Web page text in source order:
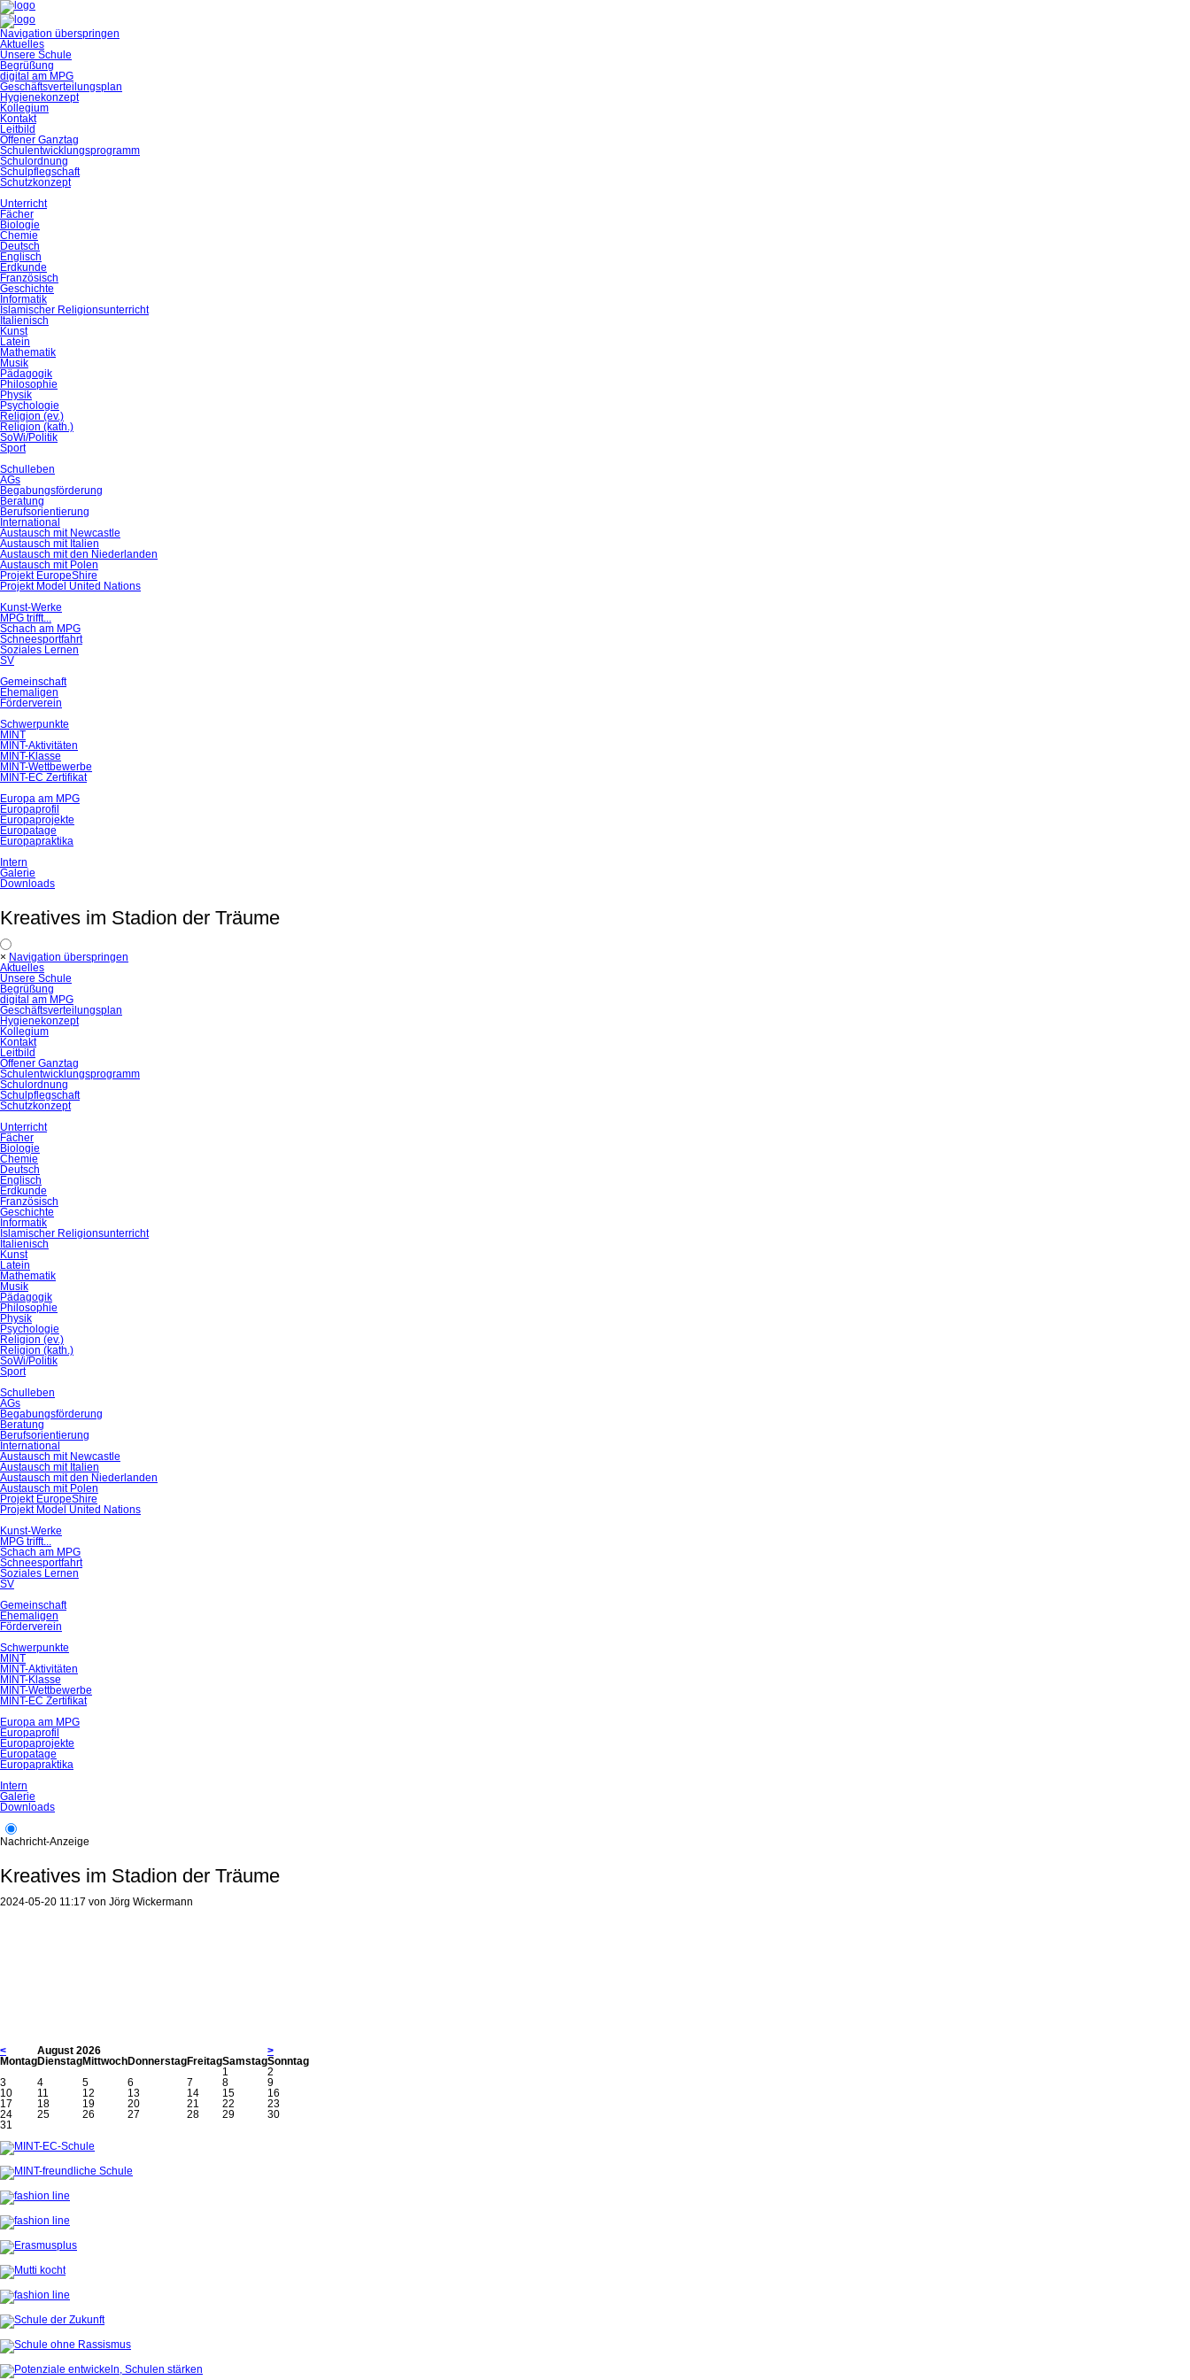
Navigation überspringen
Aktuelles
Unsere Schule
Begrüßung
digital am MPG
Geschäftsverteilungsplan
Hygienekonzept
Kollegium
Kontakt
Leitbild
Offener Ganztag
Schulentwicklungsprogramm
Schulordnung
Schulpflegschaft
Schutzkonzept
Unterricht
Fächer
Biologie
Chemie
Deutsch
Englisch
Erdkunde
Französisch
Geschichte
Informatik
Islamischer Religionsunterricht
Italienisch
Kunst
Latein
Mathematik
Musik
Pädagogik
Philosophie
Physik
Psychologie
Religion (ev.)
Religion (kath.)
SoWi/Politik
Sport
Schulleben
AGs
Begabungsförderung
Beratung
Berufsorientierung
International
Austausch mit Newcastle
Austausch mit Italien
Austausch mit den Niederlanden
Austausch mit Polen
Projekt EuropeShire
Projekt Model United Nations
Kunst-Werke
MPG trifft...
Schach am MPG
Schneesportfahrt
Soziales Lernen
SV
Gemeinschaft
Ehemaligen
Förderverein
Schwerpunkte
MINT
MINT-Aktivitäten
MINT-Klasse
MINT-Wettbewerbe
MINT-EC Zertifikat
Europa am MPG
Europaprofil
Europaprojekte
Europatage
Europapraktika
Intern
Galerie
Downloads
Kreatives im Stadion der Träume
× Navigation überspringen
Aktuelles
Unsere Schule
Begrüßung
digital am MPG
Geschäftsverteilungsplan
Hygienekonzept
Kollegium
Kontakt
Leitbild
Offener Ganztag
Schulentwicklungsprogramm
Schulordnung
Schulpflegschaft
Schutzkonzept
Unterricht
Fächer
Biologie
Chemie
Deutsch
Englisch
Erdkunde
Französisch
Geschichte
Informatik
Islamischer Religionsunterricht
Italienisch
Kunst
Latein
Mathematik
Musik
Pädagogik
Philosophie
Physik
Psychologie
Religion (ev.)
Religion (kath.)
SoWi/Politik
Sport
Schulleben
AGs
Begabungsförderung
Beratung
Berufsorientierung
International
Austausch mit Newcastle
Austausch mit Italien
Austausch mit den Niederlanden
Austausch mit Polen
Projekt EuropeShire
Projekt Model United Nations
Kunst-Werke
MPG trifft...
Schach am MPG
Schneesportfahrt
Soziales Lernen
SV
Gemeinschaft
Ehemaligen
Förderverein
Schwerpunkte
MINT
MINT-Aktivitäten
MINT-Klasse
MINT-Wettbewerbe
MINT-EC Zertifikat
Europa am MPG
Europaprofil
Europaprojekte
Europatage
Europapraktika
Intern
Galerie
Downloads
Nachricht-Anzeige
Kreatives im Stadion der Träume
2024-05-20 11:17 von Jörg Wickermann
< August 2026
>
MontagDienstagMittwochDonnerstagFreitagSamstagSonntag
1
2
3
4 5 6 7 8
9
10
11 12 13 14 15
16
17
18 19 20 21 22
23
24
25 26 27 28 29
30
31